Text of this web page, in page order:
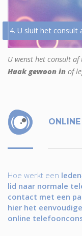
4. U sluit het consult
U wenst het consult af
Haak gewoon in of
Hoe werkt een leden
lid naar normale
contact met een
hier het
online